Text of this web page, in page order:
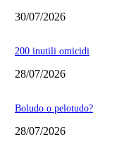
30/07/2026
200 inutili omicidi
28/07/2026
Boludo o pelotudo?
28/07/2026